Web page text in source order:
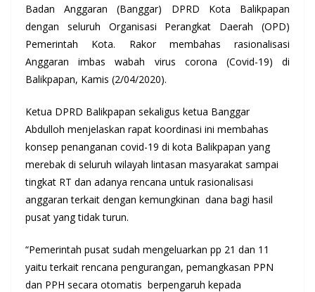
Badan Anggaran (Banggar) DPRD Kota Balikpapan
dengan seluruh Organisasi Perangkat Daerah (OPD)
Pemerintah Kota. Rakor membahas rasionalisasi
Anggaran imbas wabah virus corona (Covid-19) di
Balikpapan, Kamis (2/04/2020).
Ketua DPRD Balikpapan sekaligus ketua Banggar
Abdulloh menjelaskan rapat koordinasi ini membahas
konsep penanganan covid-19 di kota Balikpapan yang
merebak di seluruh wilayah lintasan masyarakat sampai
tingkat RT dan adanya rencana untuk rasionalisasi
anggaran terkait dengan kemungkinan dana bagi hasil
pusat yang tidak turun.
“Pemerintah pusat sudah mengeluarkan pp 21 dan 11
yaitu terkait rencana pengurangan, pemangkasan PPN
dan PPH secara otomatis berpengaruh kepada